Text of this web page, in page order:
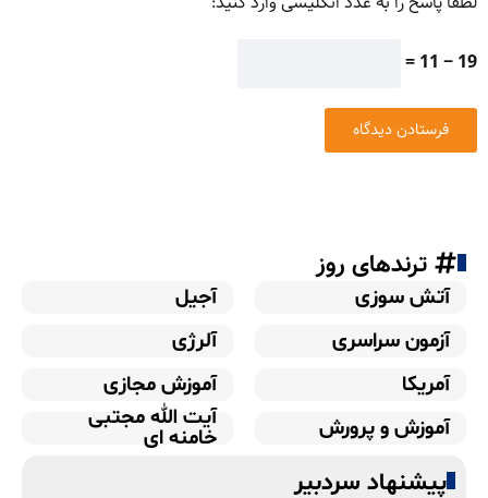
19 − 11 =
ترندهای روز
آتش سوزی
آجیل
آزمون سراسری
آلرژی
آمریکا
آموزش مجازی
آموزش و پرورش
آیت الله مجتبی
خامنه ای
پیشنهاد سردبیر